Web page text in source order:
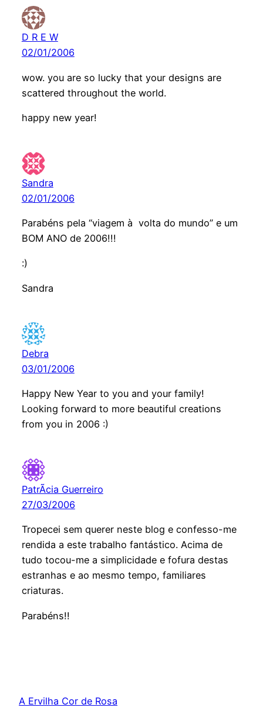
D R E W
02/01/2006
wow. you are so lucky that your designs are
scattered throughout the world.
happy new year!
Sandra
02/01/2006
Parabéns pela “viagem à volta do mundo” e um
BOM ANO de 2006!!!
:)
Sandra
Debra
03/01/2006
Happy New Year to you and your family!
Looking forward to more beautiful creations
from you in 2006 :)
PatrÃ­cia Guerreiro
27/03/2006
Tropecei sem querer neste blog e confesso-me
rendida a este trabalho fantástico. Acima de
tudo tocou-me a simplicidade e fofura destas
estranhas e ao mesmo tempo, familiares
criaturas.
Parabéns!!
A Ervilha Cor de Rosa